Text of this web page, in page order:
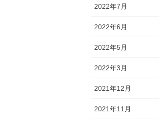
2022年7月
2022年6月
2022年5月
2022年3月
2021年12月
2021年11月